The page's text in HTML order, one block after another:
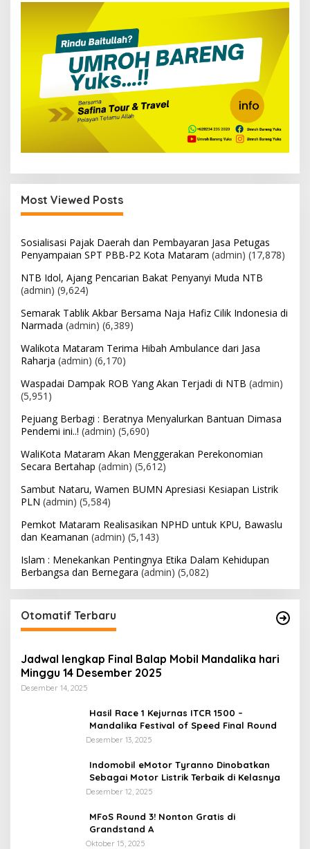
Most Viewed Posts
Sosialisasi Pajak Daerah dan Pembayaran Jasa Petugas
Penyampaian SPT PBB-P2 Kota Mataram (admin) (17,878)
NTB Idol, Ajang Pencarian Bakat Penyanyi Muda NTB
(admin) (9,624)
Semarak Tablik Akbar Bersama Naja Hafiz Cilik Indonesia di
Narmada (admin) (6,389)
Walikota Mataram Terima Hibah Ambulance dari Jasa
Raharja (admin) (6,170)
Waspadai Dampak ROB Yang Akan Terjadi di NTB (admin)
(5,951)
Pejuang Berbagi : Beratnya Menyalurkan Bantuan Dimasa
Pendemi ini..! (admin) (5,690)
WaliKota Mataram Akan Menggerakan Perekonomian
Secara Bertahap (admin) (5,612)
Sambut Nataru, Wamen BUMN Apresiasi Kesiapan Listrik
PLN (admin) (5,584)
Pemkot Mataram Realisasikan NPHD untuk KPU, Bawaslu
dan Keamanan (admin) (5,143)
Islam : Menekankan Pentingnya Etika Dalam Kehidupan
Berbangsa dan Bernegara (admin) (5,082)
Otomatif Terbaru
Jadwal lengkap Final Balap Mobil Mandalika hari
Minggu 14 Desember 2025
Desember 14, 2025
Hasil Race 1 Kejurnas ITCR 1500 –
Mandalika Festival of Speed Final Round
Desember 13, 2025
Indomobil eMotor Tyranno Dinobatkan
Sebagai Motor Listrik Terbaik di Kelasnya
Desember 12, 2025
MFoS Round 3! Nonton Gratis di
Grandstand A
Oktober 15, 2025